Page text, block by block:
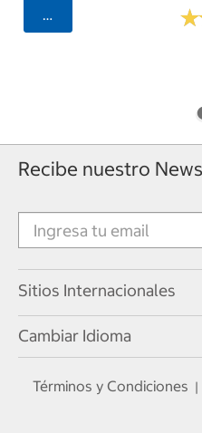
Seleccionar Código ★
★
Recibe nuestro
Sitios Internacionales
Cambiar Idioma
Términos y Condiciones |